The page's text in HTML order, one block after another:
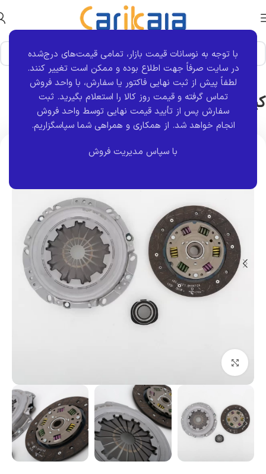
با توجه به نوسانات قیمت بازار، تمامی قیمت‌های درج‌شده
در سایت صرفاً جهت اطلاع بوده و ممکن است تغییر کنند.
لطفاً پیش از ثبت نهایی فاکتور یا سفارش، با واحد فروش
تماس گرفته و قیمت روز کالا را استعلام بگیرید. ثبت
سفارش پس از تأیید قیمت نهایی توسط واحد فروش
انجام خواهد شد. از همکاری و همراهی شما سپاسگزاریم.
با سپاس مدیریت فروش
خانه برند قطعه ماناپارت وگر
کیت کلاج ال L90 | وگر – weger
بزرگنمایی تصویر